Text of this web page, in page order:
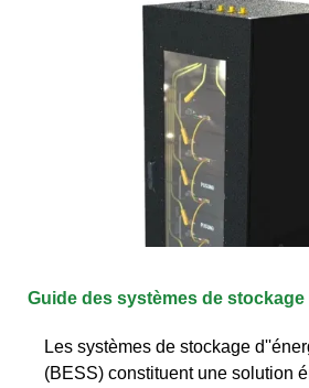
Guide des systèmes de
Les systèmes de stockage
(BESS) constituent une solution